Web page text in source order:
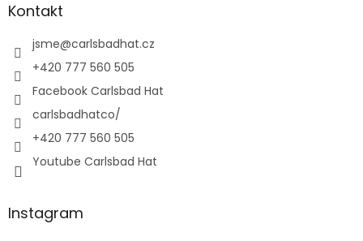
Kontakt
jsme@carlsbadhat.cz
+420 777 560 505
Facebook Carlsbad Hat
carlsbadhatco/
+420 777 560 505
Youtube Carlsbad Hat
Instagram